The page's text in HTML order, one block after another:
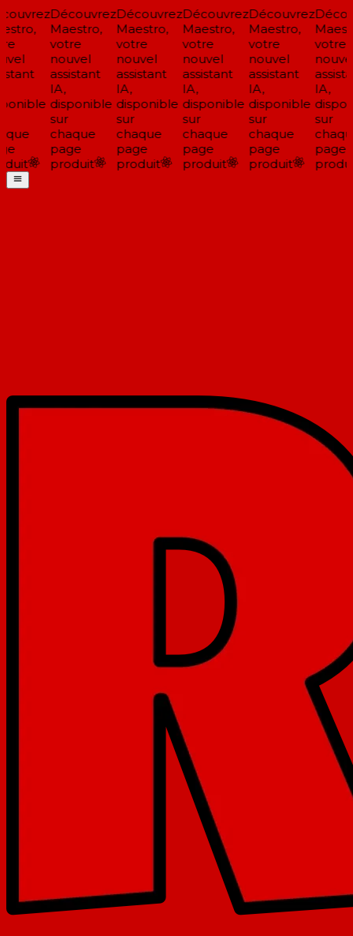
Découvrez
Maestro,
votre
nouvel
assistant
IA,
disponible
sur
chaque
page
produit
Découvrez
Maestro,
votre
nouvel
assistant
IA,
disponible
sur
chaque
page
produit
Découvrez
Maestro,
votre
nouvel
assistant
IA,
disponible
sur
chaque
page
produit
Découvrez
Maestro,
votre
nouvel
assistant
IA,
disponible
sur
chaque
page
produit
votre
nouvel
IA,
sur
page